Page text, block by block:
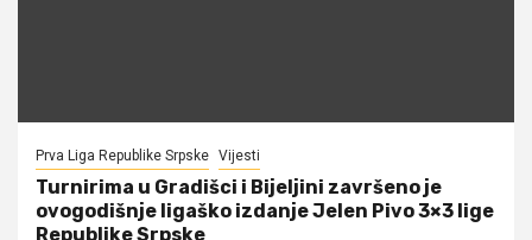
Prva Liga Republike Srpske Vijesti
Turnirima u Gradišci i Bijeljini završeno je
ovogodišnje ligaško izdanje Jelen Pivo 3×3 lige
Republike Srpske